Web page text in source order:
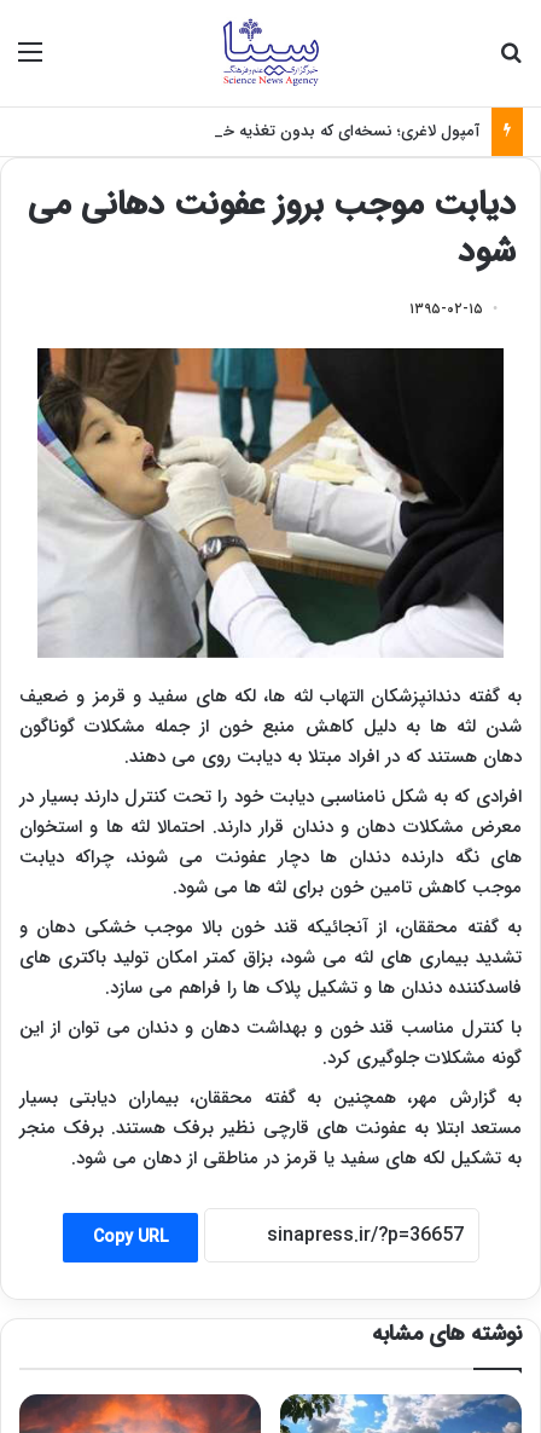
آمپول لاغری؛ نسخه‌ای که بدون تغذیه خطرناک می‌شود
دیابت موجب بروز عفونت دهانی می
شود
۱۳۹۵-۰۲-۱۵
به گفته دندانپزشکان التهاب لثه ها، لکه های سفید و قرمز و ضعیف
شدن لثه ها به دلیل کاهش منبع خون از جمله مشکلات گوناگون
دهان هستند که در افراد مبتلا به دیابت روی می دهند.
افرادی که به شکل نامناسبی دیابت خود را تحت کنترل دارند بسیار در
معرض مشکلات دهان و دندان قرار دارند. احتمالا لثه ها و استخوان
های نگه دارنده دندان ها دچار عفونت می شوند، چراکه دیابت
موجب کاهش تامین خون برای لثه ها می شود.
به گفته محققان، از آنجائیکه قند خون بالا موجب خشکی دهان و
تشدید بیماری های لثه می شود، بزاق کمتر امکان تولید باکتری های
فاسدکننده دندان ها و تشکیل پلاک ها را فراهم می سازد.
با کنترل مناسب قند خون و بهداشت دهان و دندان می توان از این
گونه مشکلات جلوگیری کرد.
به گزارش مهر، همچنین به گفته محققان، بیماران دیابتی بسیار
مستعد ابتلا به عفونت های قارچی نظیر برفک هستند. برفک منجر
به تشکیل لکه های سفید یا قرمز در مناطقی از دهان می شود.
Copy URL
نوشته های مشابه